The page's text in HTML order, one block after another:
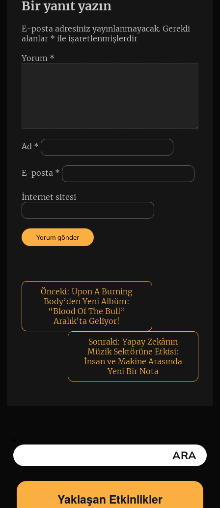
Bir yanıt yazın
E-posta adresiniz yayınlanmayacak. Gerekli
alanlar * ile işaretlenmişlerdir
Yorum *
Ad *
E-posta *
İnternet sitesi
Önceki: Upon A Burning
Body’den Yeni Albüm:
“Blood Of The Bull”
Aralık’ta Geliyor!
Sonraki: Yapay Zekânın
Müzik Sektörüne Etkisi:
İnsan ve Makine Arasında
Yeni Bir Nota
Yaklaşan Etkinlikler